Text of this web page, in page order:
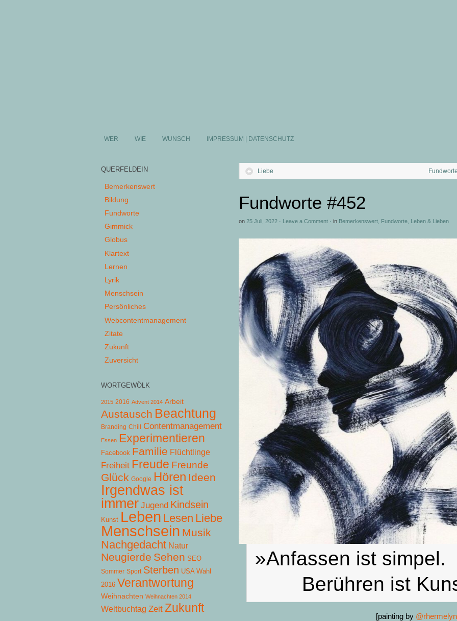
WER WIE WUNSCH IMPRESSUM | DATENSCHUTZ
Liebe
Fundworte #452
on 25 Juli, 2022 · Leave a Comment · in Bemerkenswert Fundworte Leben & Lieben
»Anfassen ist simpel.
Berühren ist
[painting by
QUERFELDEIN
Bemerkenswert
Bildung
Fundworte
Gimmick
Globus
Klartext
Lernen
Lyrik
Menschsein
Persönliches
Webcontentmanagement
Zitate
Zukunft
Zuversicht
WORTGEWÖLK
2015 2016 Advent 2014 Arbeit
Austausch Beachtung
Branding Chill Contentmanagement
Essen Experimentieren
Facebook Familie Flüchtlinge
Freiheit Freude Freunde
Glück Google Hören Ideen
Irgendwas ist
immer Jugend Kindsein
Kunst Leben Lesen Liebe
Menschsein Musik
Nachgedacht Natur
Neugierde Sehen SEO
Sommer Sport Sterben USA Wahl
2016 Verantwortung
Weihnachten Weihnachten 2014
Weltbuchtag Zeit Zukunft